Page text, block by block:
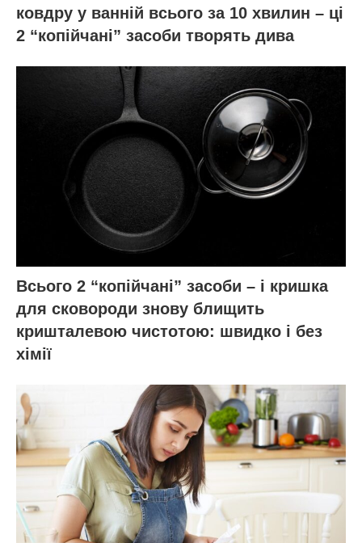
ковдру у ванній всього за 10 хвилин – ці
2 “копійчані” засоби творять дива
Всього 2 “копійчані” засоби – і кришка
для сковороди знову блищить
кришталевою чистотою: швидко і без
хімії